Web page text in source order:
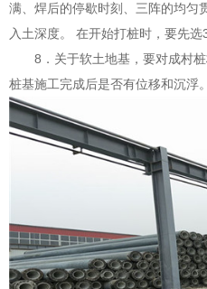
满、焊后的停歇时刻、三阵的均匀
入土深度。 在开始打桩时，要先选
8．关于软土地基，要对成村
桩基施工完成后是否有位移和沉浮。